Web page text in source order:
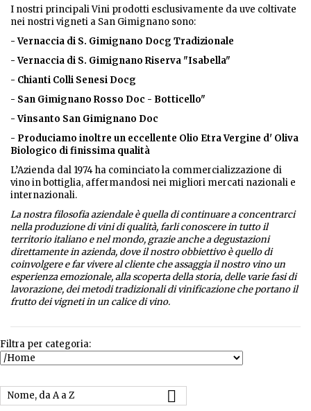
I nostri principali Vini prodotti esclusivamente da uve coltivate
nei nostri vigneti a San Gimignano sono:
- Vernaccia di S. Gimignano Docg Tradizionale
- Vernaccia di S. Gimignano Riserva "Isabella"
- Chianti Colli Senesi Docg
- San Gimignano Rosso Doc - Botticello"
- Vinsanto San Gimignano Doc
- Produciamo inoltre un eccellente Olio Etra Vergine d' Oliva
Biologico di finissima qualità
L’Azienda dal 1974 ha cominciato la commercializzazione di
vino in bottiglia, affermandosi nei migliori mercati nazionali e
internazionali.
La nostra filosofia aziendale è quella di continuare a concentrarci
nella produzione di vini di qualità, farli conoscere in tutto il
territorio italiano e nel mondo, grazie anche a degustazioni
direttamente in azienda, dove il nostro obbiettivo è quello di
coinvolgere e far vivere al cliente che assaggia il nostro vino un
esperienza emozionale, alla scoperta della storia, delle varie fasi di
lavorazione, dei metodi tradizionali di vinificazione che portano il
frutto dei vigneti in un calice di vino.
Filtra per categoria:
Nome, da A a Z 